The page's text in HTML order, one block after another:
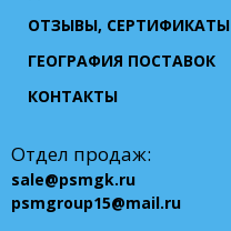
ОТЗЫВЫ, СЕРТИФИКАТЫ
ГЕОГРАФИЯ ПОСТАВОК
КОНТАКТЫ
Отдел продаж:
sale@psmgk.ru
psmgroup15@mail.ru